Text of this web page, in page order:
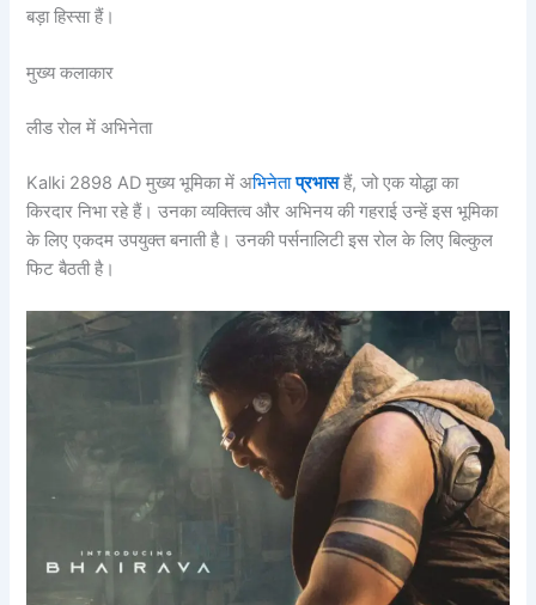
बड़ा हिस्सा हैं।
मुख्य कलाकार
लीड रोल में अभिनेता
Kalki 2898 AD मुख्य भूमिका में अभिनेताप्रभासहैं, जो एक योद्धा का
किरदार निभा रहे हैं। उनका व्यक्तित्व और अभिनय की गहराई उन्हें इस भूमिका
के लिए एकदम उपयुक्त बनाती है। उनकी पर्सनालिटी इस रोल के लिए बिल्कुल
फिट बैठती है।